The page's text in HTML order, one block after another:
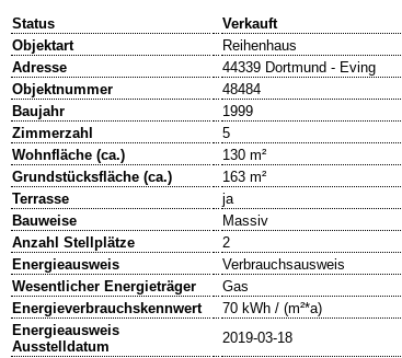
Status
Verkauft
Objektart
Reihenhaus
Adresse
44339 Dortmund - Eving
Objektnummer
48484
Baujahr
1999
Zimmerzahl
5
Wohnfläche (ca.)
130 m²
Grundstücksfläche (ca.)
163 m²
Terrasse
ja
Bauweise
Massiv
Anzahl Stellplätze
2
Energieausweis
Verbrauchsausweis
Wesentlicher Energieträger
Gas
Energieverbrauchskennwert
70 kWh / (m²*a)
Energieausweis
Ausstelldatum
2019-03-18